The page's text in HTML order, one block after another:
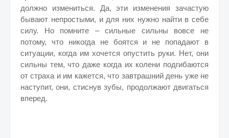
должно измениться. Да, эти изменения зачастую
бывают непростыми, и для них нужно найти в себе
силу. Но помните – сильные сильны вовсе не
потому, что никогда не боятся и не попадают в
ситуации, когда им хочется опустить руки. Нет, они
сильны тем, что даже когда их колени подгибаются
от страха и им кажется, что завтрашний день уже не
наступит, они, стиснув зубы, продолжают двигаться
вперед.